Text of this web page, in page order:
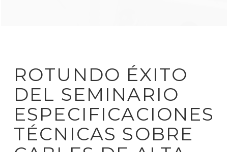
ROTUNDO ÉXITO
DEL SEMINARIO
ESPECIFICACIONES
TÉCNICAS SOBRE